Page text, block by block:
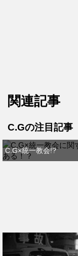
関連記事
C.Gの注目記事
C.G×統一教会!?